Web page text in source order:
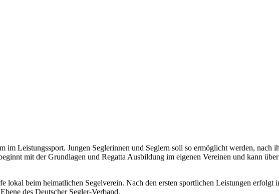
im Leistungssport. Jungen Seglerinnen und Seglern soll so ermöglicht werden, nach
mit der Grundlagen und Regatta Ausbildung im eigenen Vereinen und kann
lokal beim heimatlichen Segelverein. Nach den ersten sportlichen Leistungen erfolgt
des Deutscher Segler-Verband.